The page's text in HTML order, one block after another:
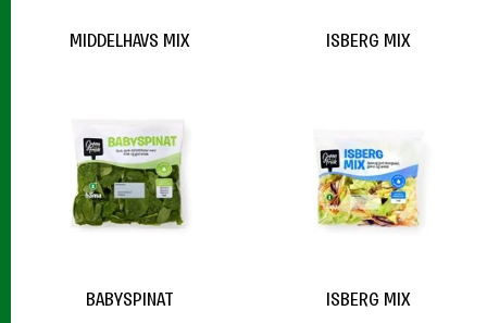
MIDDELHAVS MIX ISBERG MIX
BABYSPINAT ISBERG MIX